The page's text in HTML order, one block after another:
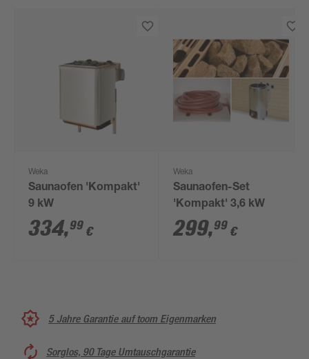
Weka
Saunaofen 'Kompakt'
9 kW
334,99 €
Weka
Saunaofen-Set
'Kompakt' 3,6 kW
299,99 €
5 Jahre Garantie auf toom Eigenmarken
Sorglos, 90 Tage Umtauschgarantie